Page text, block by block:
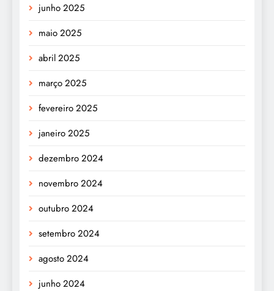
junho 2025
maio 2025
abril 2025
março 2025
fevereiro 2025
janeiro 2025
dezembro 2024
novembro 2024
outubro 2024
setembro 2024
agosto 2024
junho 2024